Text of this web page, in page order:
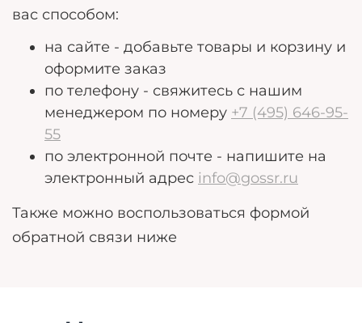
вас способом:
на сайте - добавьте товары и корзину и
оформите заказ
по телефону - свяжитесь с нашим
менеджером по номеру +7 (495) 646-95-
55
по электронной почте - напишите на
электронный адрес info@gossr.ru
Также можно воспользоваться формой
обратной связи ниже